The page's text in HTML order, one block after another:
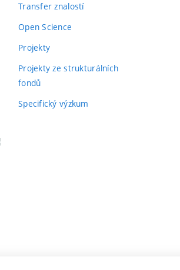
Transfer znalostí
Open Science
Projekty
Projekty ze strukturálních
fondů
Specifický výzkum